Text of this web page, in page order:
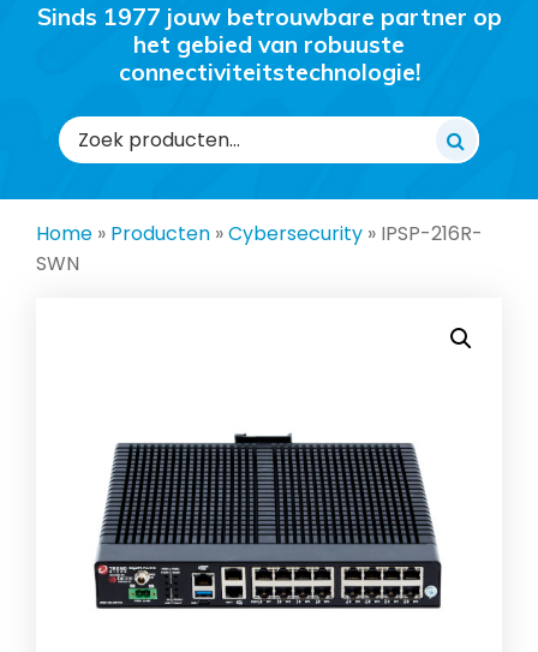
Sinds 1977 jouw betrouwbare partner op
het gebied van robuuste
connectiviteitstechnologie!
Zoeken
naar:
Home » Producten »Cybersecurity » IPSP-216R-
SWN